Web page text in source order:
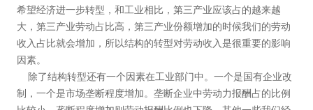
希望经济进一步转型，和工业相比，第三产业应该占的越来越
大，第三产业劳动占比高，第三产业份额增加的时候我们的劳动
收入占比就会增加，所以结构的转型对劳动收入是很重要的影响
因素。
除了结构转型还有一个因素在工业部门中。一个是国有企业改
制，一个是市场垄断程度增加。垄断企业中劳动力报酬占的比例